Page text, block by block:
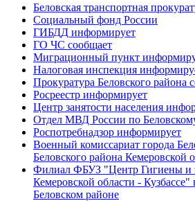
Беловская транспортная
Социальный фонд России
ГИБДД информирует
ГО ЧС сообщает
Миграционный пункт
Налоговая инспекция
Прокуратура Беловского района
Росреестр информирует
Центр занятости населения
Отдел МВД России по
Роспотребнадзор информирует
Военный комиссариат города
Беловского района Кемеровской
Филиал ФБУЗ "Центр Гигиены и
Кемеровской области - Кузбассе"
Беловском районе